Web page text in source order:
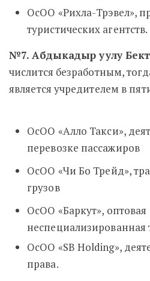
ОсОО «Рихла-Трэвел»,
туристических агентств.
№7. Абдыкадыр уулу
числится безработным,
является учредителем в
ОсОО «Алло Такси»,
перевозке пассажиров
ОсОО «Чи Бо Трейд»,
грузов
ОсОО «Баркут», оптовая
неспециализированная
ОсОО «SB Holding»,
права.